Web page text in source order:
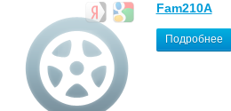
Fam210A
Подробнее